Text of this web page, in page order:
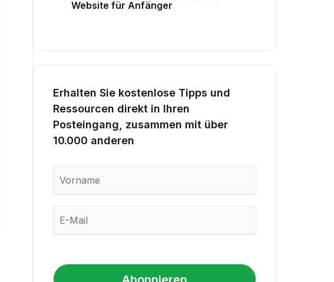
Website für Anfänger
Erhalten Sie kostenlose Tipps und
Ressourcen direkt in Ihren
Posteingang, zusammen mit über
10.000 anderen
r
n
M
l